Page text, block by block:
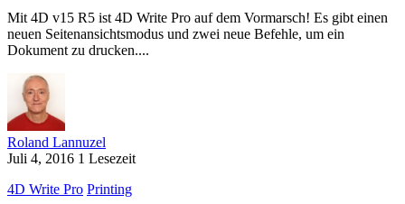
Mit 4D v15 R5 ist 4D Write Pro auf dem Vormarsch! Es gibt einen
neuen Seitenansichtsmodus und zwei neue Befehle, um ein
Dokument zu drucken....
Roland Lannuzel
Juli 4, 2016 1 Lesezeit
4D Write Pro Printing